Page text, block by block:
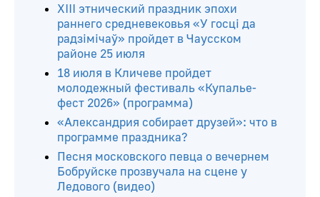
ХIII этнический праздник эпохи
раннего средневековья «У госці да
радзімічаў» пройдет в Чаусском
районе 25 июля
18 июля в Кличеве пройдет
молодежный фестиваль «Купалье-
фест 2026» (программа)
«Александрия собирает друзей»: что в
программе праздника?
Песня московского певца о вечернем
Бобруйске прозвучала на сцене у
Ледового (видео)